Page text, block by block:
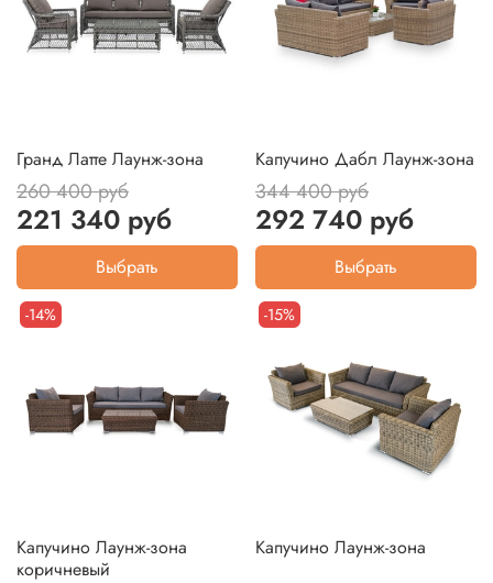
Гранд Латте Лаунж-зона
260 400 руб
221 340 руб
Выбрать
Капучино Дабл Лаунж-зона
344 400 руб
292 740 руб
Выбрать
-14%
Капучино Лаунж-зона
коричневый
-15%
Капучино Лаунж-зона